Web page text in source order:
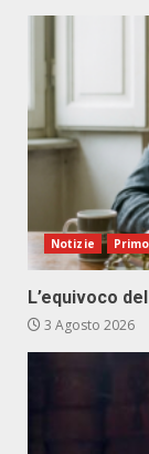
Notizie
L’equivoco
3 Agosto 2026